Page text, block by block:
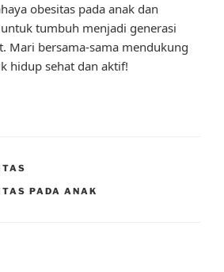
obesitas pada anak dan
tumbuh menjadi generasi
Mari bersama-sama mendukung
hidup sehat dan aktif!
PADA ANAK